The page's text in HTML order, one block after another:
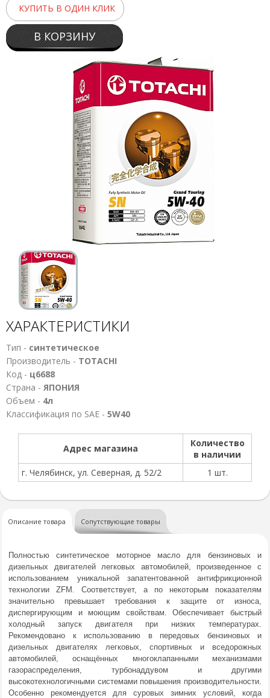
КУПИТЬ В ОДИН КЛИК
В КОРЗИНУ
ХАРАКТЕРИСТИКИ
Тип - синтетическое
Производитель - TOTACHI
Код - ц6688
Страна - ЯПОНИЯ
Объем - 4л
Классификация по SAE - 5W40
Адрес магазина
Количество
в наличии
г. Челябинск, ул. Северная, д. 52/2
1 шт.
Описание товара Сопутствующие товары
Полностью синтетическое моторное масло для бензиновых и
дизельных двигателей легковых автомобилей, произведенное с
использованием уникальной запатентованной антифрикционной
технологии ZFM. Соответствует, а по некоторым показателям
значительно превышает требования к защите от износа,
диспергирующим и моющим свойствам. Обеспечивает быстрый
холодный запуск двигателя при низких температурах.
Рекомендовано к использованию в передовых бензиновых и
дизельных двигателях легковых, спортивных и вседорожных
автомобилей, оснащённых многоклапанными механизмами
газораспределения, турбонаддувом и другими
высокотехнологичными системами повышения производительности.
Особенно рекомендуется для суровых зимних условий, когда